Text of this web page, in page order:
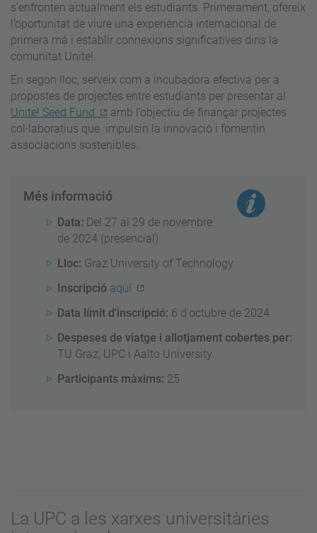
s’enfronten actualment els estudiants. Primerament, ofereix
l’oportunitat de viure una experiència internacional de
primera mà i establir connexions significatives dins la
comunitat Unite!.
En segon lloc, serveix com a incubadora efectiva per a
propostes de projectes entre estudiants per presentar al
Unite! Seed Fund
amb l’objectiu de finançar projectes
col·laboratius que impulsin la innovació i fomentin
associacions sostenibles.
Més informació
Data: Del 27 al 29 de novembre
de 2024 (presencial)
Lloc: Graz University of Technology
Inscripció aquí
Data límit d'inscripció: 6 d'octubre de 2024
Despeses de viatge i allotjament cobertes per:
TU Graz, UPC i Aalto University.
Participants màxims: 25
La UPC a les xarxes universitàries